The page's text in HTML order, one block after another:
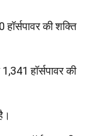
की शक्ति
हॉर्सपावर की